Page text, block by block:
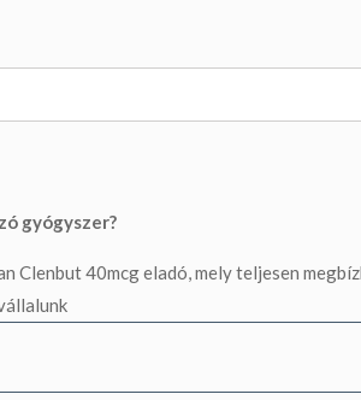
gyógyszer?
Clenbut 40mcg eladó, mely teljesen